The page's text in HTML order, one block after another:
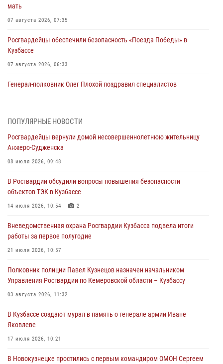
мать
07 августа 2026, 07:35
Росгвардейцы обеспечили безопасность «Поезда Победы» в
Кузбассе
07 августа 2026, 06:33
Генерал-полковник Олег Плохой поздравил специалистов
07 августа 2026, 05:32
С 1 сентября 2026 года вступает в силу новый федеральный закон о
частной охранной деятельности
06 августа 2026, 10:19
Росгвардейцы задержали предполагаемого виновника причинения
ножевого ранения кемеровчанину
06 августа 2026, 09:18
Росгвардейцы задержали мужчину, повредившего имущество
горожанки
06 августа 2026, 08:17
Росгвардейцы пресекли противоправные действия и защитили
новокузнечанку от агрессивного знакомого
06 августа 2026, 07:16
ПОПУЛЯРНЫЕ НОВОСТИ
Росгвардейцы вернули домой несовершеннолетнюю жительницу
Анжеро-Судженска
08 июля 2026, 09:48
В Росгвардии обсудили вопросы повышения безопасности
объектов ТЭК в Кузбассе
14 июля 2026, 10:54 2
Вневедомственная охрана Росгвардии Кузбасса подвела итоги
работы за первое полугодие
21 июля 2026, 10:57
Полковник полиции Павел Кузнецов назначен начальником
Управления Росгвардии по Кемеровской области – Кузбассу
03 августа 2026, 11:32
В Кузбассе создают мурал в память о генерале армии Иване
Яковлеве
17 июля 2026, 10:21
В Новокузнецке простились с первым командиром ОМОН Сергеем